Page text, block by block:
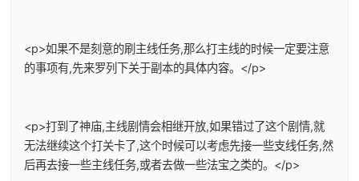
<p>如果不是刻意的刷主线任务,那么打主线的时候一定要注意
的事项有,先来罗列下关于副本的具体内容。</p>
<p>打到了神庙,主线剧情会相继开放,如果错过了这个剧情,就
无法继续这个打关卡了,这个时候可以考虑先接一些支线任务,然
后再去接一些主线任务,或者去做一些法宝之类的。</p>